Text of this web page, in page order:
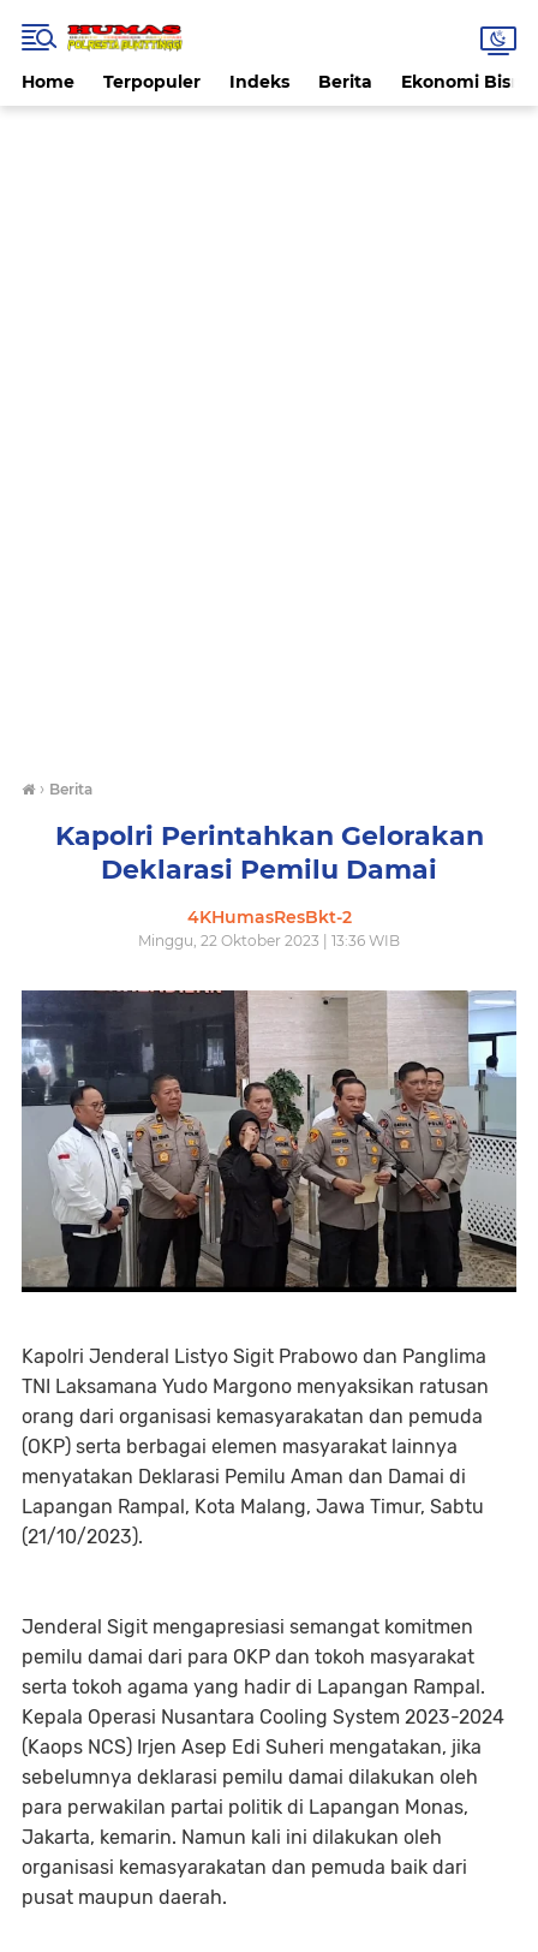
Home Terpopuler Indeks Berita Ekonomi Bisnis
› Berita
Kapolri Perintahkan Gelorakan
Deklarasi Pemilu Damai
4KHumasResBkt-2
Minggu, 22 Oktober 2023 | 13:36 WIB
Kapolri Jenderal Listyo Sigit Prabowo dan Panglima
TNI Laksamana Yudo Margono menyaksikan ratusan
orang dari organisasi kemasyarakatan dan pemuda
(OKP) serta berbagai elemen masyarakat lainnya
menyatakan Deklarasi Pemilu Aman dan Damai di
Lapangan Rampal, Kota Malang, Jawa Timur, Sabtu
(21/10/2023).
Jenderal Sigit mengapresiasi semangat komitmen
pemilu damai dari para OKP dan tokoh masyarakat
serta tokoh agama yang hadir di Lapangan Rampal.
Kepala Operasi Nusantara Cooling System 2023-2024
(Kaops NCS) Irjen Asep Edi Suheri mengatakan, jika
sebelumnya deklarasi pemilu damai dilakukan oleh
para perwakilan partai politik di Lapangan Monas,
Jakarta, kemarin. Namun kali ini dilakukan oleh
organisasi kemasyarakatan dan pemuda baik dari
pusat maupun daerah.